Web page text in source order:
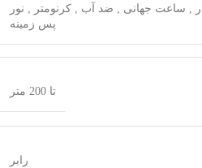
, ساعت جهانی , ضد آب , کرنومتر , نور
پس زمینه
تا 200 متر
رابر